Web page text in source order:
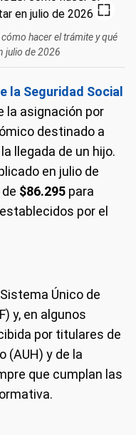
hacer el trámite y qué
julio de 2026
la Seguridad Social
la asignación por
destinado a
llegada de un hijo.
en julio de
$86.295 para
por el
Único de
y, en algunos
por titulares de
(AUH) y de la
que cumplan las